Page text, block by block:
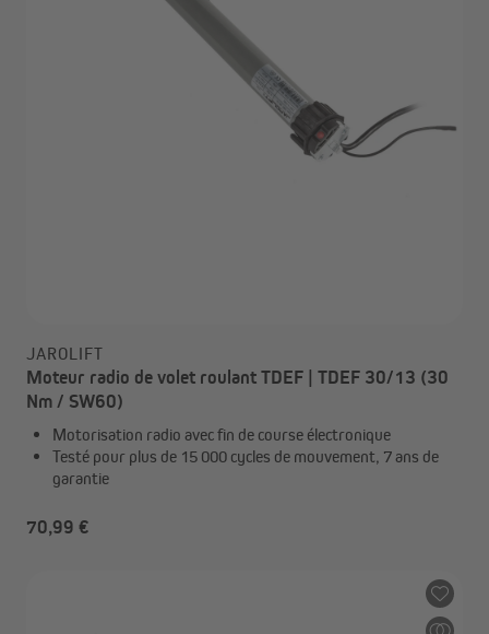
JAROLIFT
Moteur radio de volet roulant TDEF | TDEF 30/13 (30
Nm / SW60)
Motorisation radio avec fin de course électronique
Testé pour plus de 15 000 cycles de mouvement, 7 ans de
garantie
70,99 €